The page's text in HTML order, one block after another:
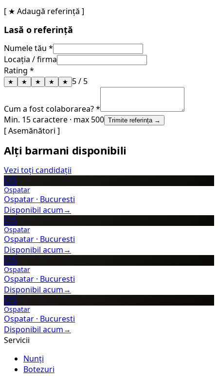
[ ★ Adaugă referință ]
Lasă o referință
Numele tău *
Locația / firma
Rating *
★ ★ ★ ★ ★ 5/ 5
Cum a fost colaborarea? *
Min. 15 caractere · max 500 Trimite referința →
[ Asemănători ]
Alți barmani disponibili
Vezi toți candidații
OS
Ospatar
Ospatar · Bucuresti
Disponibil acum→
OS
Ospatar
Ospatar · Bucuresti
Disponibil acum→
OS
Ospatar
Ospatar · Bucuresti
Disponibil acum→
OS
Ospatar
Ospatar · Bucuresti
Disponibil acum→
Servicii
Nunți
Botezuri